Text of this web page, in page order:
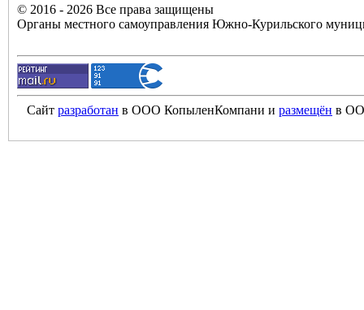
© 2016 - 2026 Все права защищены
Органы местного самоуправления Южно-Курильского
Сайт разработан в ООО КопыленКомпани и размещён в